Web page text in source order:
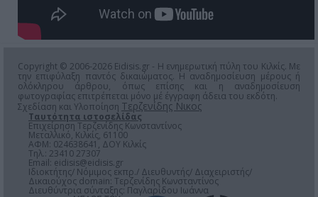
Copyright © 2006-2026 Eidisis.gr - Η ενημερωτική πύλη του Κιλκίς. Με
την επιφύλαξη παντός δικαιώματος. Η αναδημοσίευση μέρους ή
ολόκληρου άρθρου, όπως επίσης και η αναδημοσίευση
φωτογραφίας επιτρέπεται μόνο μέ έγγραφη άδεια του εκδότη.
Σχεδίαση και Υλοποίηση Τερζενίδης Νικος
Ταυτότητα ιστοσελίδας
Επιχείρηση Τερζενίδης Κωνσταντίνος
Μεταλλικό, Κιλκίς, 61100
ΑΦΜ: 024638641, ΔΟΥ Κιλκίς
Τηλ.: 23410 27307
Email: eidisis@eidisis.gr
Ιδιοκτήτης/ Νόμιμος εκπρ./ Διευθυντής/ Διαχειριστής/
Δικαιούχος domain: Τερζενίδης Κωνσταντίνος
Διευθύντρια σύνταξης: Παγλαρίδου Ιωάννα